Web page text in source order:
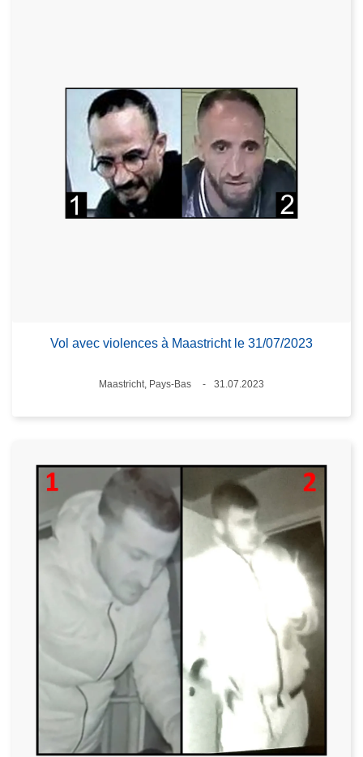
Vol avec violences à Maastricht le 31/07/2023
Lieux
Maastricht, Pays-Bas
31.07.2023